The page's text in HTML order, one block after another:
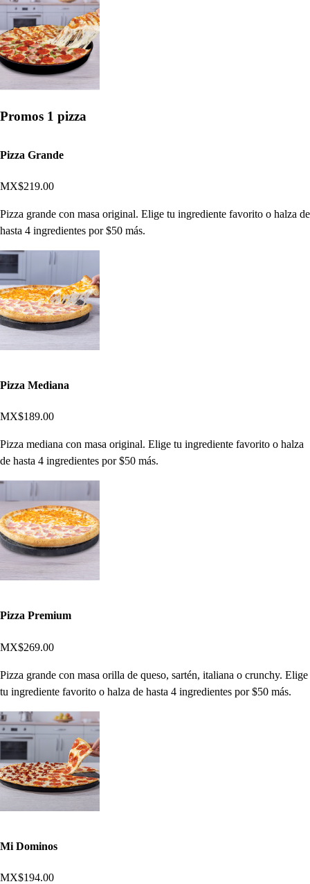
Promos 1 pizza
Pizza Grande
MX$219.00
Pizza grande con masa original. Elige tu ingrediente favorito o halza de
hasta 4 ingredientes por $50 más.
Pizza Mediana
MX$189.00
Pizza mediana con masa original. Elige tu ingrediente favorito o halza
de hasta 4 ingredientes por $50 más.
Pizza Premium
MX$269.00
Pizza grande con masa orilla de queso, sartén, italiana o crunchy. Elige
tu ingrediente favorito o halza de hasta 4 ingredientes por $50 más.
Mi Dominos
MX$194.00